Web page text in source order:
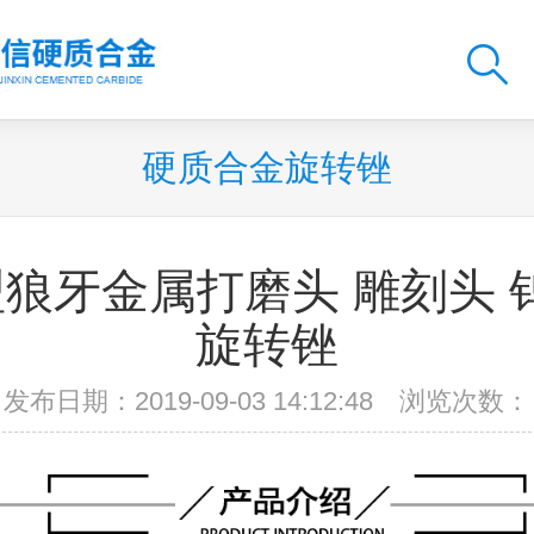
硬质合金旋转锉
牙金属打磨头 雕刻头
旋转锉
发布日期：2019-09-03 14:12:48 浏览次数：